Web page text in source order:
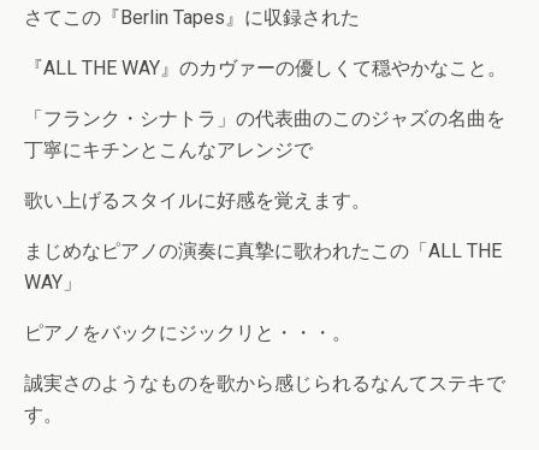
さてこの『Berlin Tapes』に収録された
『ALL THE WAY』のカヴァーの優しくて穏やかなこと。
「フランク・シナトラ」の代表曲のこのジャズの名曲を
丁寧にキチンとこんなアレンジで
歌い上げるスタイルに好感を覚えます。
まじめなピアノの演奏に真摯に歌われたこの「ALL THE
WAY」
ピアノをバックにジックリと・・・。
誠実さのようなものを歌から感じられるなんてステキで
す。